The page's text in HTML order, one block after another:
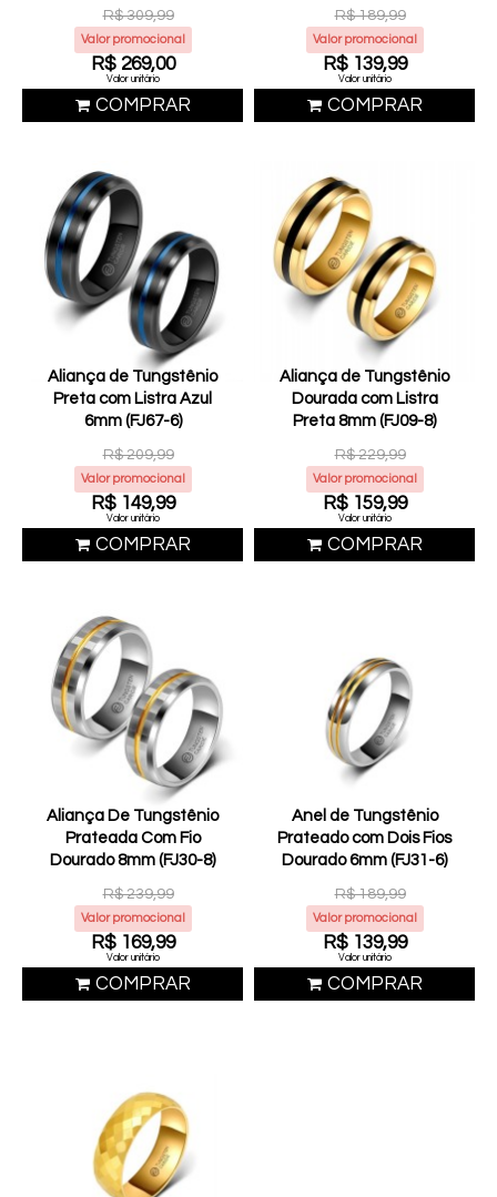
(FJ05-6)
R$ 309,99
Valor promocional
R$ 269,00
Valor unitário
COMPRAR
6mm (FJ40-6)
R$ 189,99
Valor promocional
R$ 139,99
Valor unitário
COMPRAR
Aliança de Tungstênio
Preta com Listra Azul
6mm (FJ67-6)
R$ 209,99
Valor promocional
R$ 149,99
Valor unitário
COMPRAR
Aliança de Tungstênio
Dourada com Listra
Preta 8mm (FJ09-8)
R$ 229,99
Valor promocional
R$ 159,99
Valor unitário
COMPRAR
Aliança De Tungstênio
Prateada Com Fio
Dourado 8mm (FJ30-8)
R$ 239,99
Valor promocional
R$ 169,99
Valor unitário
COMPRAR
Anel de Tungstênio
Prateado com Dois Fios
Dourado 6mm (FJ31-6)
R$ 189,99
Valor promocional
R$ 139,99
Valor unitário
COMPRAR